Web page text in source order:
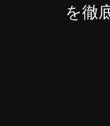
を徹